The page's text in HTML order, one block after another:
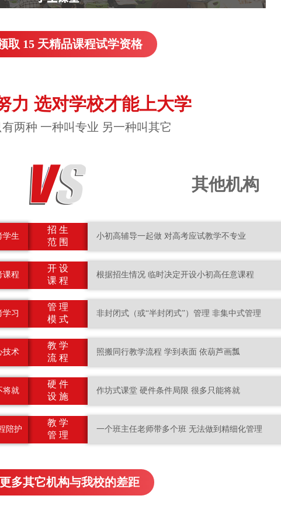
取 15 天精品课程试学资格
力 选对学校才能上大学
两种 一种叫专业 另一种叫其它
其他机构
学生
课程
习
技术
将就
陪护
招 生
范 围
开 设
课 程
管 理
模 式
教 学
流 程
硬 件
设 施
教 学
管 理
小初高辅导一起做 对高考应试教学不专业
根据招生情况 临时决定开设小初高任意课程
非封闭式（或“半封闭式”）管理 非集中式管理
照搬同行教学流程 学到表面 依葫芦画瓢
作坊式课堂 硬件条件局限 很多只能将就
一个班主任老师带多个班 无法做到精细化管理
多其它机构与我校的差距